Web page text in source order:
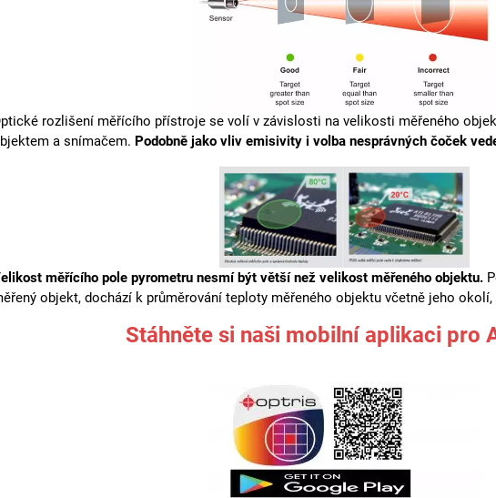
rozlišení měřícího přístroje se volí v závislosti na velikosti měřeného
a snímačem. Podobně jako vliv emisivity i volba nesprávných čoček
měřícího pole pyrometru nesmí být větší než velikost měřeného objektu.
objekt, dochází k průměrování teploty měřeného objektu včetně jeho okolí,
Stáhněte si naši mobilní aplikaci pro